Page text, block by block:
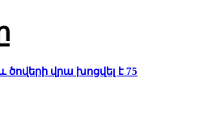
վրա խոցվել է 75